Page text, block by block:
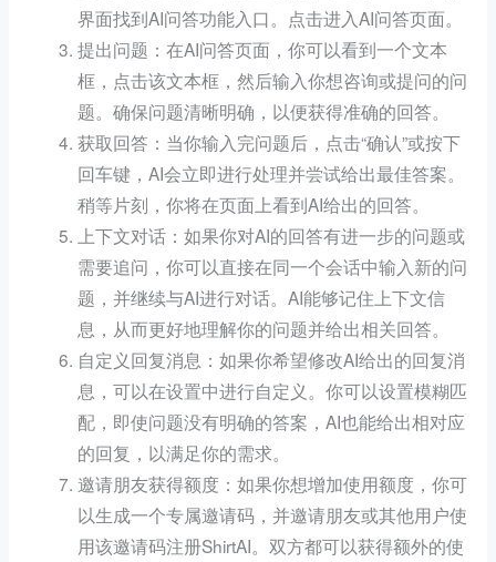
界面找到AI问答功能入口。点击进入AI问答页面。
提出问题：在AI问答页面，你可以看到一个文本
框，点击该文本框，然后输入你想咨询或提问的问
题。确保问题清晰明确，以便获得准确的回答。
获取回答：当你输入完问题后，点击“确认”或按下
回车键，AI会立即进行处理并尝试给出最佳答案。
稍等片刻，你将在页面上看到AI给出的回答。
上下文对话：如果你对AI的回答有进一步的问题或
需要追问，你可以直接在同一个会话中输入新的问
题，并继续与AI进行对话。AI能够记住上下文信
息，从而更好地理解你的问题并给出相关回答。
自定义回复消息：如果你希望修改AI给出的回复消
息，可以在设置中进行自定义。你可以设置模糊匹
配，即使问题没有明确的答案，AI也能给出相对应
的回复，以满足你的需求。
邀请朋友获得额度：如果你想增加使用额度，你可
以生成一个专属邀请码，并邀请朋友或其他用户使
用该邀请码注册ShirtAI。双方都可以获得额外的使